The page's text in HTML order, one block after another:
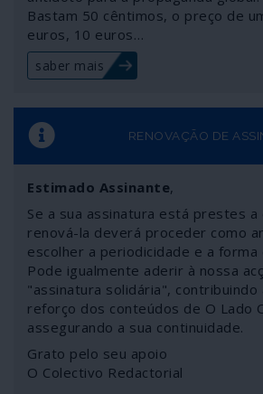
americano contra o direito e o decoro
internacional -ofendendo também o
Constituição da República?
Bastam 50 cêntimos, o preço de
euros, 10 euros…
saber mais
RENOVAÇÃO DE
Estimado Assinante,
Se a sua assinatura está prestes
renová-la deverá proceder como
escolher a periodicidade e a forma
Pode igualmente aderir à nossa
"assinatura solidária", contribuindo
reforço dos conteúdos de O Lado
assegurando a sua continuidade.
Grato pelo seu apoio
O Colectivo Redactorial